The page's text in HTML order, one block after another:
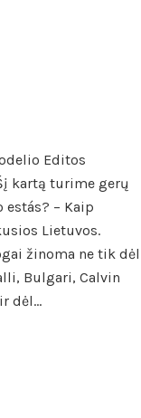
Editos
kartą turime gerų
– Kaip
Lietuvos.
žinoma ne tik dėl
Bulgari, Calvin
dėl…